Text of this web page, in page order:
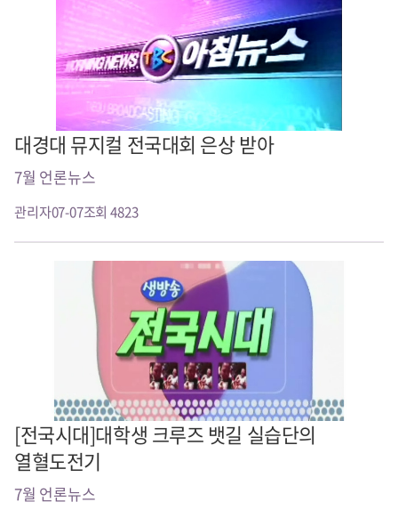
대경대 뮤지컬 전국대회 은상 받아
7월 언론뉴스
관리자07-07조회 4823
[전국시대]대학생 크루즈 뱃길 실습단의
열혈도전기
7월 언론뉴스